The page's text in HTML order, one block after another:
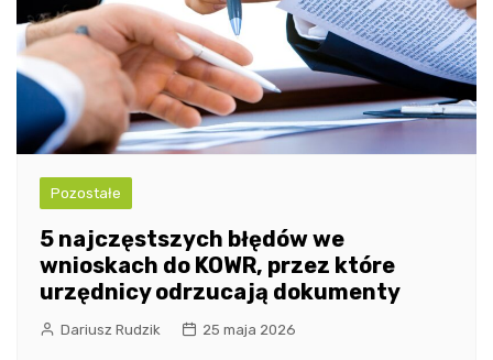
Pozostałe
5 najczęstszych błędów we
wnioskach do KOWR, przez które
urzędnicy odrzucają dokumenty
Dariusz Rudzik 25 maja 2026